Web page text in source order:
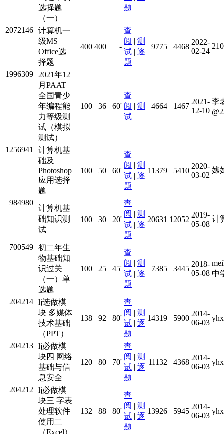
选择题
（一）
题
2072146 计算机一
级MS
Office选
择题
400 400 -
查
阅 | 测
试 | 逐
题
9775 4468
2022-
02-24
1996309
2021年12
月PAAT
全国青少
年编程能
力等级测
试（模拟
测试）
100 36 60'
查
阅 | 测
试
4664 1467
2021-
12-10
李
1256941
计算机基
础及
Photoshop
应用选择
题
100 50 60'
查
阅 | 测
试 | 逐
题
11379 5410
2020-
03-02
嬢
984980
计算机基
础知识测
试
100 30 20'
查
阅 | 测
试 | 逐
题
20631 12052
2019-
05-08
计
700549 初二年生
物基础知
识过关
（一）单
选题
100 25 45'
查
阅 | 测
试 | 逐
题
7385 3445
2018-
05-08 中
204214 lj选做模
块 多媒体
技术基础
（PPT）
138 92 80'
查
阅 | 测
试 | 逐
题
14319 5900
2014-
06-03
204213 lj必做模
块四 网络
基础与信
息安全
120 80 70'
查
阅 | 测
试 | 逐
题
11132 4368
2014-
06-03
204212
lj必做模
块三 字表
处理软件
使用二
132 88 80'
查
阅 | 测
试 | 逐
题
13926 5945
2014-
06-03